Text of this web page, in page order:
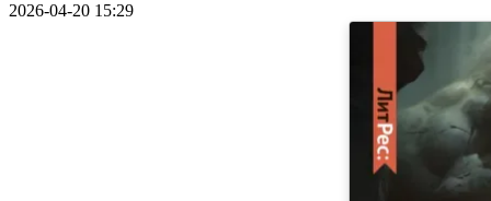
2026-04-20 15:29